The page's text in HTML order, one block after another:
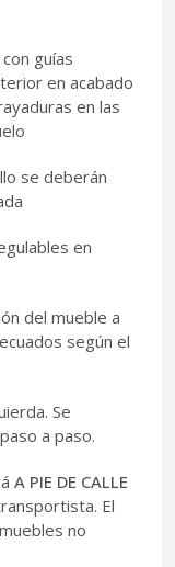
guías
en acabado
en las
se deberán
en
del mueble a
según el
Se
a paso.
A PIE DE CALLE
El
no